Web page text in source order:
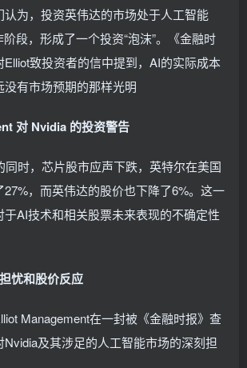
认为，投资英伟达的市场处于人工智能
阶段，形成了一个投资“泡沫”。《金融时
致投资者的信中提到，AI的实际成本
有市场预期的那样光明
对 Nvidia 的投资警告
同时，芯片股市应声下跌，英特尔在美国
，而英伟达的股价也下降了6%。这一
于AI技术和相关股票未来表现的不确定性
忧和股价反应
Management在一封被《金融时报》查
及其涉足的人工智能市场的深刻担